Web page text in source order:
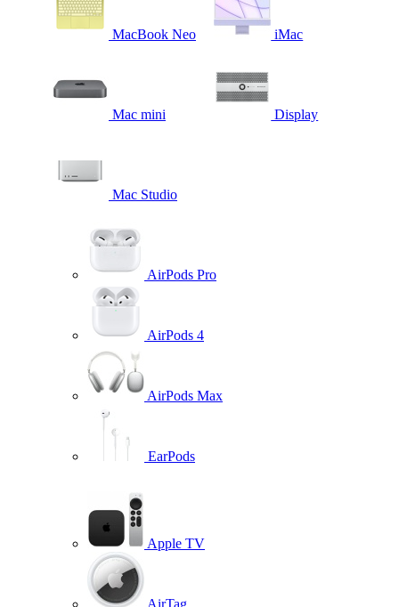
MacBook Neo iMac
Mac mini Display
Mac Studio
AirPods Pro
AirPods 4
AirPods Max
EarPods
Apple TV